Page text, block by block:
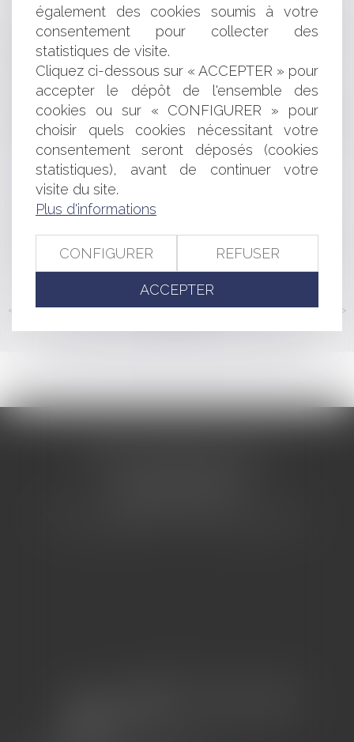
La mission assurée par les organismes privés
gestionnaires de structures d'accueil des personnes
âgées ne revêt pas le caractère d'une mission de service
public
Publication du décret portant indemnisation et
majoration exceptionnelle des heures supplémentaires
réalisées dans les établissements publics hospitaliers
dans le contexte de la lutte contre l'épidémie de covid-19
Limites à la restitution des fruits en cas
d’anéantissement du contrat
Quelles sont les règles de distances des plantations ?
Comment calculer le pourcentage des droits de vote
appropriée aux soins proposés peut-être seulement orale
<< < ... 148 149 150 151 152 153 154 ... > >>
également des cookies soumis à votre
consentement pour collecter des
statistiques de visite.
Cliquez ci-dessous sur « ACCEPTER » pour
accepter le dépôt de l'ensemble des
cookies ou sur « CONFIGURER » pour
choisir quels cookies nécessitant votre
consentement seront déposés (cookies
statistiques), avant de continuer votre
visite du site.
Plus d'informations
CONFIGURER REFUSER
ACCEPTER